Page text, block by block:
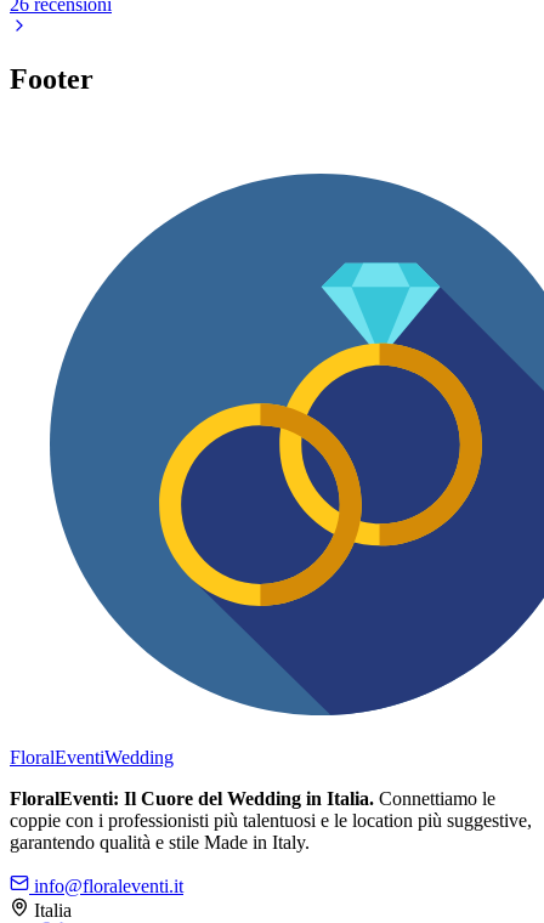
Footer
FloralEventiWedding
FloralEventi: Il Cuore del Wedding in Italia. Connettiamo le
coppie con i professionisti più talentuosi e le location più suggestive,
garantendo qualità e stile Made in Italy.
info@floraleventi.it
Italia